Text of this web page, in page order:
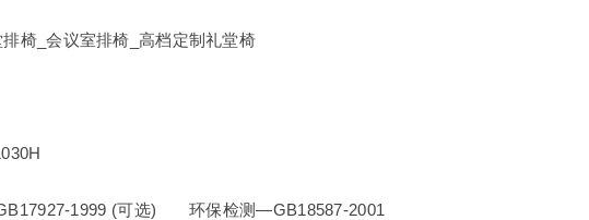
椅_会议室排椅_高档定制礼堂椅
1999 (可选) 环保检测—GB18587-2001